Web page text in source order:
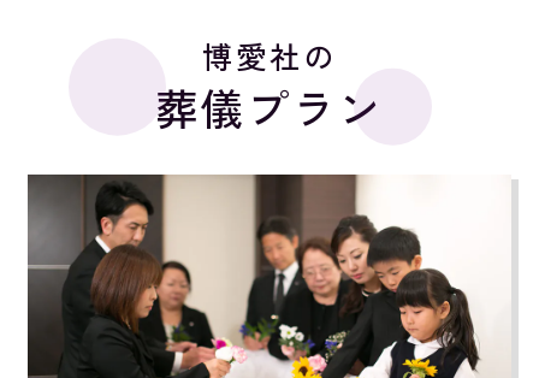
博愛社の
葬儀プラン